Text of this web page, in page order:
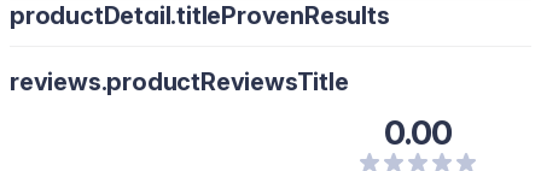
productDetail.titleProvenResults
reviews.productReviewsTitle
0.00